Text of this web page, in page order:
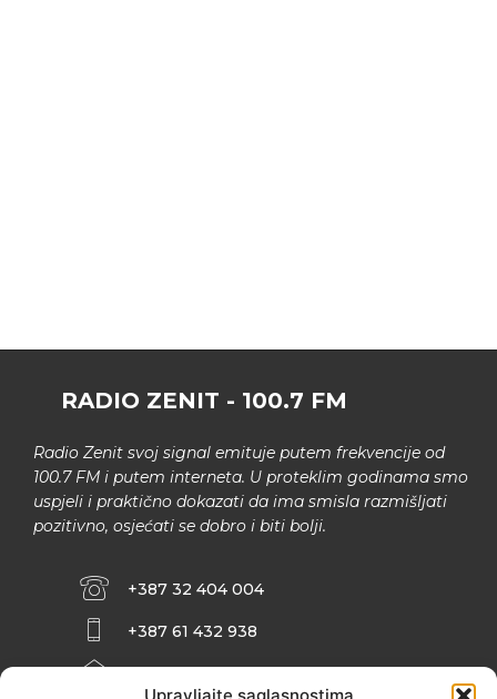
RADIO ZENIT - 100.7 FM
Radio Zenit svoj signal emituje putem frekvencije od
100.7 FM i putem interneta. U proteklim godinama smo
uspjeli i praktično dokazati da ima smisla razmišljati
pozitivno, osjećati se dobro i biti bolji.
+387 32 404 004
+387 61 432 938
INFO@ZENIT.BA